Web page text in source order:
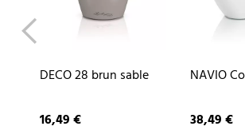
DECO 28 brun sable
16,49 €
NAVIO
38,49 €